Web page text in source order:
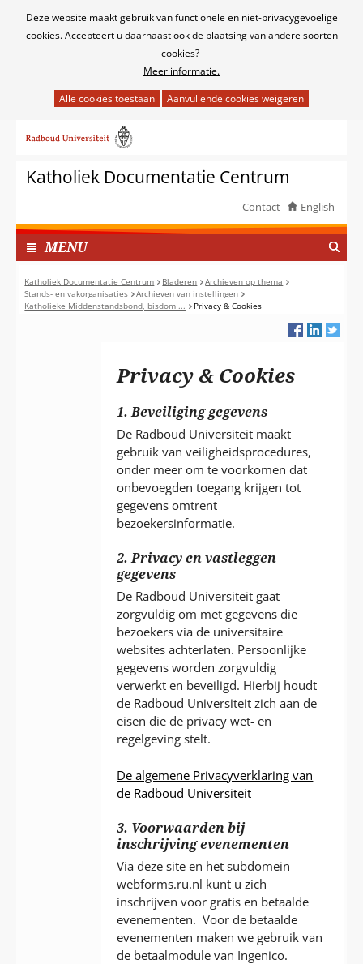
Cookies
Deze website maakt gebruik van functionele en niet-privacygevoelige
cookies. Accepteert u daarnaast ook de plaatsing van andere soorten
cookies?
Meer informatie.
het
van
cookies
deze
website
worden
toegestaan
of
geweigerd.
naar
inhoudKatholiek Documentatie Centrum
Contact English
MENUI
N
G
E
K
Katholiek Documentatie Centrum Bladeren
Archieven op thema
Stands- en vakorganisaties
Archieven van instellingen
Katholieke Middenstandsbond, bisdom ...
Privacy & Cookies
Privacy & Cookies
1. Beveiliging gegevens
De Radboud Universiteit maakt
gebruik van veiligheidsprocedures,
onder meer om te voorkomen dat
onbevoegden toegang krijgen tot
gegevens omtrent
bezoekersinformatie.
2. Privacy en vastleggen
gegevens
De Radboud Universiteit gaat
zorgvuldig om met gegevens die
bezoekers via de universitaire
websites achterlaten. Persoonlijke
gegevens worden zorgvuldig
verwerkt en beveiligd. Hierbij houdt
de Radboud Universiteit zich aan de
eisen die de privacy wet- en
regelgeving stelt.
De algemene Privacyverklaring van
de Radboud Universiteit
3. Voorwaarden bij
inschrijving evenementen
Via deze site en het subdomein
webforms.ru.nl kunt u zich
inschrijven voor gratis en betaalde
evenementen. Voor de betaalde
evenementen maken we gebruik van
de betaalmodule van Ingenico.